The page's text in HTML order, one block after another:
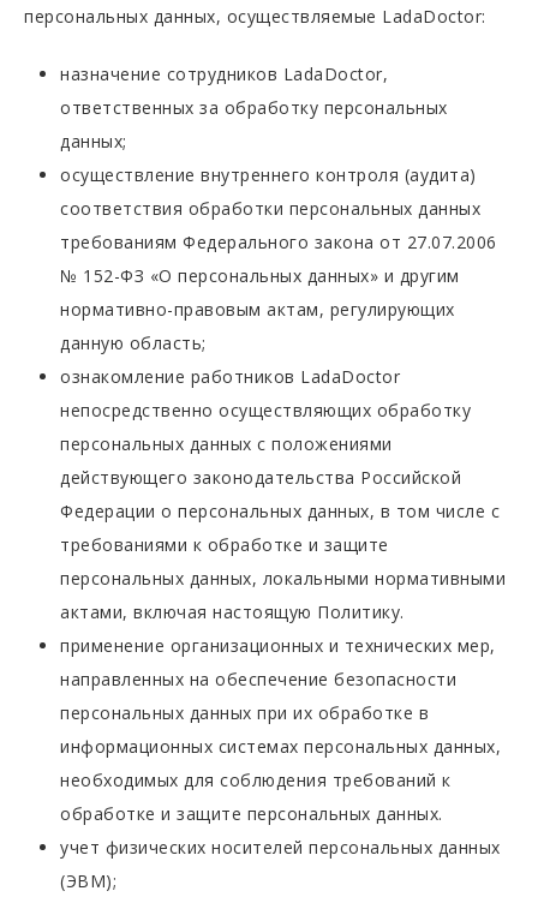
персональных данных, осуществляемые LadaDoctor:
назначение сотрудников LadaDoctor,
ответственных за обработку персональных
данных;
осуществление внутреннего контроля (аудита)
соответствия обработки персональных данных
требованиям Федерального закона от 27.07.2006
№ 152-ФЗ «О персональных данных» и другим
нормативно-правовым актам, регулирующих
данную область;
ознакомление работников LadaDoctor
непосредственно осуществляющих обработку
персональных данных с положениями
действующего законодательства Российской
Федерации о персональных данных, в том числе с
требованиями к обработке и защите
персональных данных, локальными нормативными
актами, включая настоящую Политику.
применение организационных и технических мер,
направленных на обеспечение безопасности
персональных данных при их обработке в
информационных системах персональных данных,
необходимых для соблюдения требований к
обработке и защите персональных данных.
учет физических носителей персональных данных
(ЭВМ);